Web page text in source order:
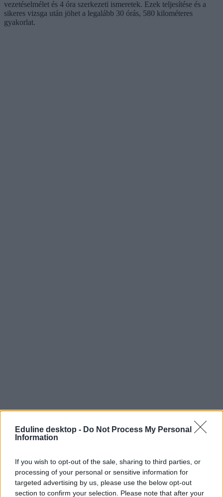
Eduline desktop - Do Not Process My Personal
Information
If you wish to opt-out of the sale, sharing to third parties, or
processing of your personal or sensitive information for
targeted advertising by us, please use the below opt-out
section to confirm your selection. Please note that after your
vezetéselmélet és 4 óra szerkezeti ismeretek. Ezek teljesítése és a
sikeres vizsga után jöhet a legalább 30 órás, 580 kilométeres
gyakorlat.